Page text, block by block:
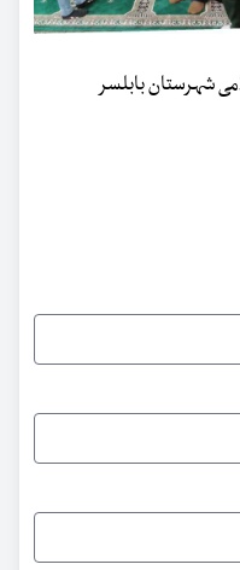
شهرستان بابلسر